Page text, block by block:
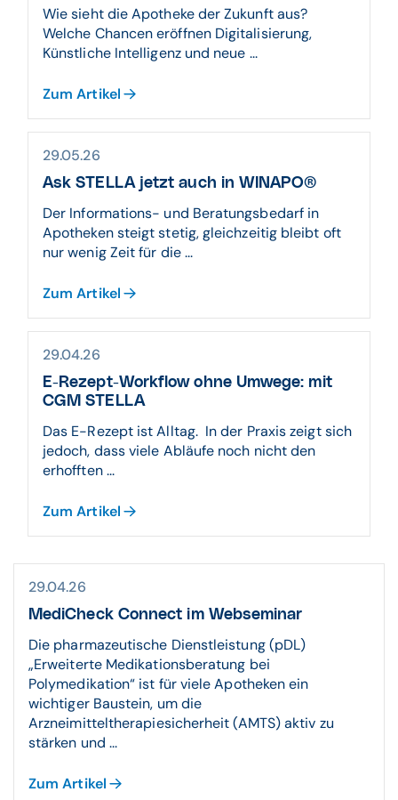
Wie sieht die Apotheke der Zukunft aus?
Welche Chancen eröffnen Digitalisierung,
Künstliche Intelligenz und neue ...
Zum Artikel
29.05.26
Ask STELLA jetzt auch in WINAPO®
Der Informations- und Beratungsbedarf in
Apotheken steigt stetig, gleichzeitig bleibt oft
nur wenig Zeit für die ...
Zum Artikel
29.04.26
E-Rezept-Workflow ohne Umwege: mit
CGM STELLA
Das E-Rezept ist Alltag. In der Praxis zeigt sich
jedoch, dass viele Abläufe noch nicht den
erhofften ...
Zum Artikel
29.04.26
MediCheck Connect im Webseminar
Die pharmazeutische Dienstleistung (pDL)
„Erweiterte Medikationsberatung bei
Polymedikation“ ist für viele Apotheken ein
wichtiger Baustein, um die
Arzneimitteltherapiesicherheit (AMTS) aktiv zu
stärken und ...
Zum Artikel